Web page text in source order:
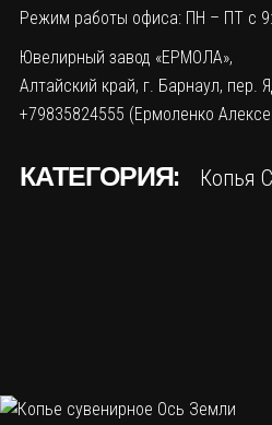
Режим работы офиса: ПН – ПТ с
Ювелирный завод «ЕРМОЛА»,
Алтайский край, г. Барнаул, пер.
+79835824555 (Ермоленко
КАТЕГОРИЯ: Копья